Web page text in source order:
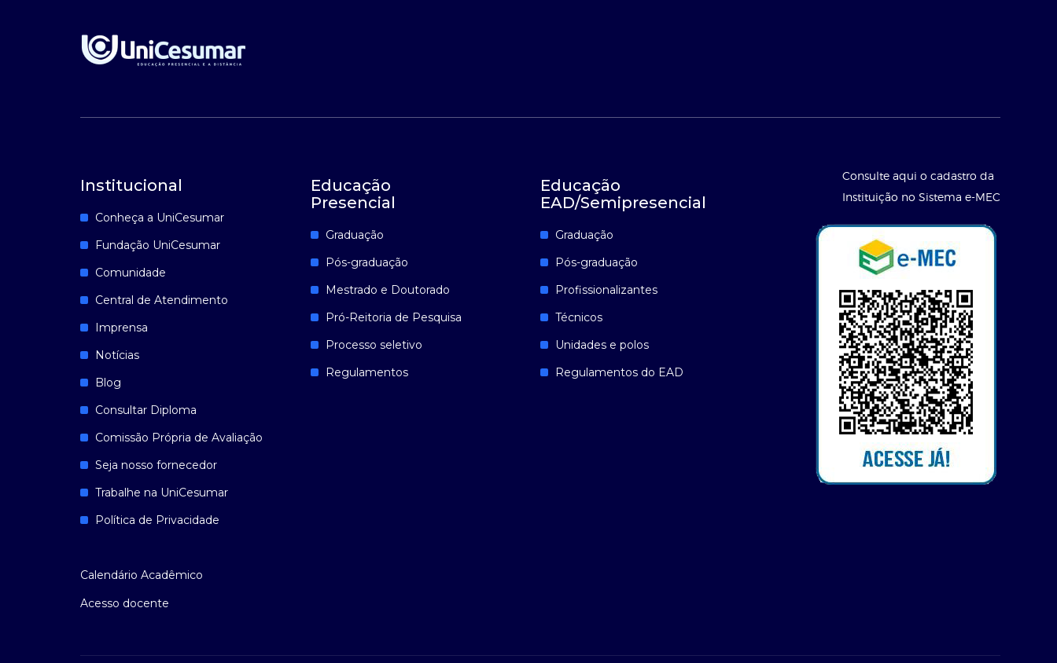
Institucional
Conheça a UniCesumar
Fundação UniCesumar
Comunidade
Central de Atendimento
Imprensa
Notícias
Blog
Consultar Diploma
Comissão Própria de Avaliação
Seja nosso fornecedor
Trabalhe na UniCesumar
Política de Privacidade
Calendário Acadêmico
Acesso docente
Educação
Presencial
Graduação
Pós-graduação
Mestrado e Doutorado
Pró-Reitoria de Pesquisa
Processo seletivo
Regulamentos
Educação
EAD/Semipresencial
Graduação
Pós-graduação
Profissionalizantes
Técnicos
Unidades e polos
Regulamentos do EAD
Consulte aqui o cadastro da
Instituição no Sistema e-MEC